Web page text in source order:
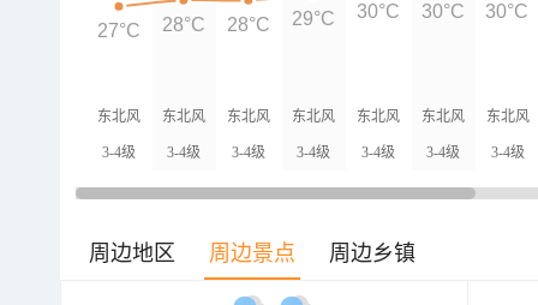
东北风
3-4级
东北风
3-4级
东北风
3-4级
东北风
3-4级
东北风
3-4级
东北风
3-4级
东北风
3-4级
27°C 28°C 28°C 29°C 30°C 30°C 30°C
周边地区 周边景点 周边乡镇